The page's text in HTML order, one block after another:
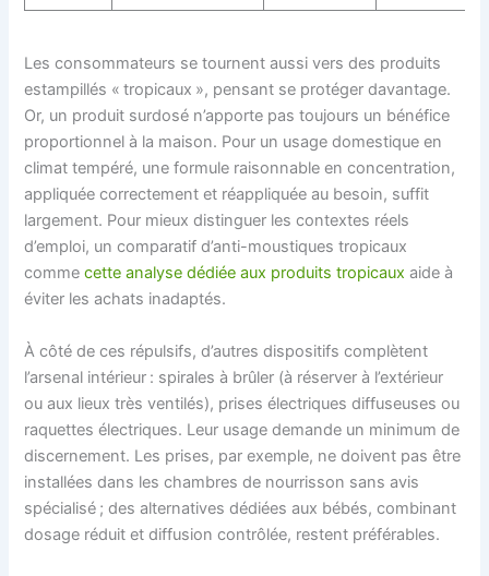
Les consommateurs se tournent aussi vers des produits
estampillés « tropicaux », pensant se protéger davantage.
Or, un produit surdosé n’apporte pas toujours un bénéfice
proportionnel à la maison. Pour un usage domestique en
climat tempéré, une formule raisonnable en concentration,
appliquée correctement et réappliquée au besoin, suffit
largement. Pour mieux distinguer les contextes réels
d’emploi, un comparatif d’anti-moustiques tropicaux
commecette analyse dédiée aux produits tropicaux aide à
éviter les achats inadaptés.
À côté de ces répulsifs, d’autres dispositifs complètent
l’arsenal intérieur : spirales à brûler (à réserver à l’extérieur
ou aux lieux très ventilés), prises électriques diffuseuses ou
raquettes électriques. Leur usage demande un minimum de
discernement. Les prises, par exemple, ne doivent pas être
installées dans les chambres de nourrisson sans avis
spécialisé ; des alternatives dédiées aux bébés, combinant
dosage réduit et diffusion contrôlée, restent préférables.